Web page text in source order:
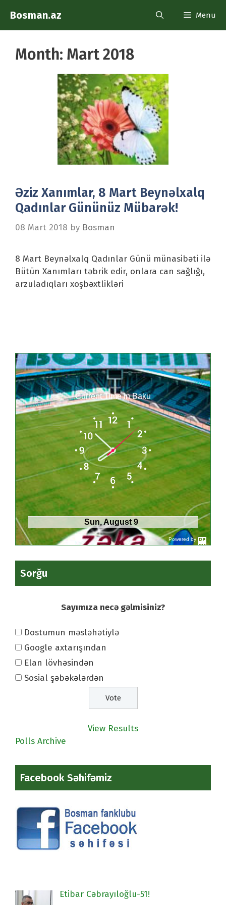
content
Bosman.az Menu
Month: Mart 2018
Əziz Xanımlar, 8 Mart Beynəlxalq
Qadınlar Gününüz Mübarək!
08 Mart 2018 by Bosman
8 Mart Beynəlxalq Qadınlar Günü münasibəti ilə
Bütün Xanımları təbrik edir, onlara can sağlığı,
arzuladıqları xoşbəxtlikləri
Powered by
DaysPedia.c
Current Time in Baku
Sun, August 9
Sorğu
Sayımıza necə gəlmisiniz?
Dostumun məsləhətiylə
Google axtarışından
Elan lövhəsindən
Sosial şəbəkələrdən
View Results
Polls Archive
Facebook Səhifəmiz
Etibar Cəbrayıloğlu-51!